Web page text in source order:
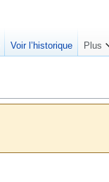
Voir l’historique Plus